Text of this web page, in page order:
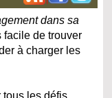
dans sa
facile de trouver
à charger les
tous les défis